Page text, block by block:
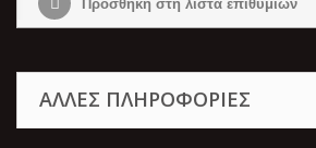
Προσθήκη στη λίστα επιθυμιών
ΆΛΛΕΣ ΠΛΗΡΟΦΟΡΊΕΣ